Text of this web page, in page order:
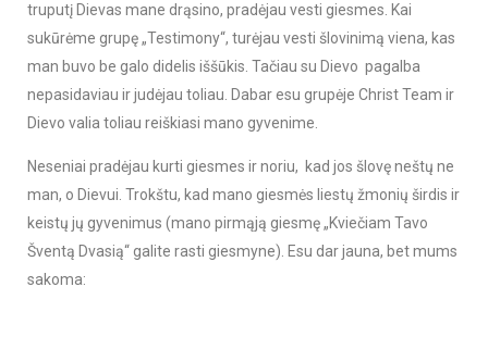
truputį Dievas mane drąsino, pradėjau vesti giesmes. Kai
sukūrėme grupę „Testimony“, turėjau vesti šlovinimą viena, kas
man buvo be galo didelis iššūkis. Tačiau su Dievo pagalba
nepasidaviau ir judėjau toliau. Dabar esu grupėje Christ Team ir
Dievo valia toliau reiškiasi mano gyvenime.
Neseniai pradėjau kurti giesmes ir noriu, kad jos šlovę neštų ne
man, o Dievui. Trokštu, kad mano giesmės liestų žmonių širdis ir
keistų jų gyvenimus (mano pirmąją giesmę „Kviečiam Tavo
Šventą Dvasią“ galite rasti giesmyne). Esu dar jauna, bet mums
sakoma: